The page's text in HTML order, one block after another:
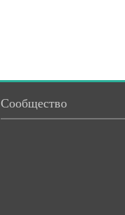
Сообщество